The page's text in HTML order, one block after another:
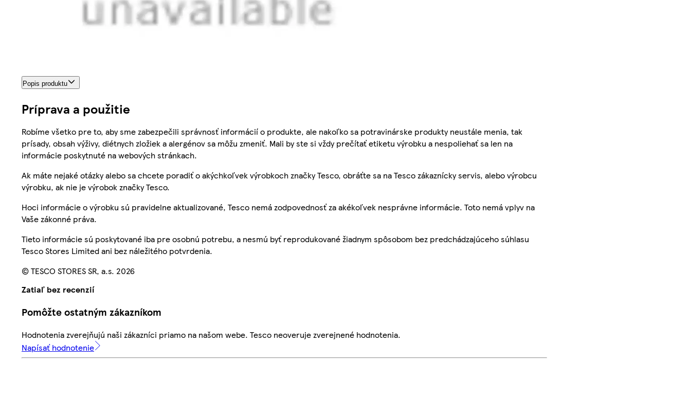
Popis produktu
Príprava a použitie
Robíme všetko pre to, aby sme zabezpečili správnosť informácií o produkte, ale nakoľko sa potravinárske produkty neustále menia, tak
prísady, obsah výživy, diétnych zložiek a alergénov sa môžu zmeniť. Mali by ste si vždy prečítať etiketu výrobku a nespoliehať sa len na
informácie poskytnuté na webových stránkach.
Ak máte nejaké otázky alebo sa chcete poradiť o akýchkoľvek výrobkoch značky Tesco, obráťte sa na Tesco zákaznícky servis, alebo výrobcu
výrobku, ak nie je výrobok značky Tesco.
Hoci informácie o výrobku sú pravidelne aktualizované, Tesco nemá zodpovednosť za akékoľvek nesprávne informácie. Toto nemá vplyv na
Vaše zákonné práva.
Tieto informácie sú poskytované iba pre osobnú potrebu, a nesmú byť reprodukované žiadnym spôsobom bez predchádzajúceho súhlasu
Tesco Stores Limited ani bez náležitého potvrdenia.
© TESCO STORES SR, a.s. 2026
Zatiaľ bez recenzií
Pomôžte ostatným zákazníkom
Hodnotenia zverejňujú naši zákazníci priamo na našom webe. Tesco neoveruje zverejnené hodnotenia.
Napísať hodnotenie